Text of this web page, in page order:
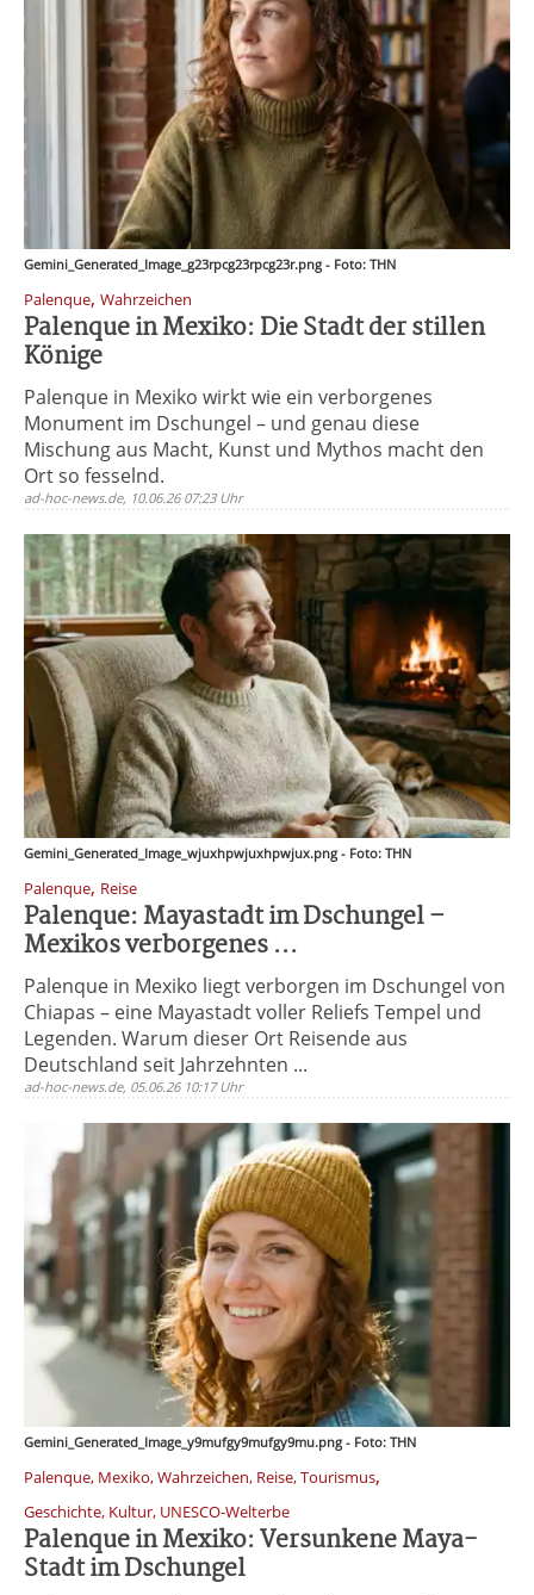
Gemini_Generated_Image_g23rpcg23rpcg23r.png - Foto: THN
Palenque, Wahrzeichen
Palenque in Mexiko: Die Stadt der stillen
Könige
Palenque in Mexiko wirkt wie ein verborgenes
Monument im Dschungel – und genau diese
Mischung aus Macht, Kunst und Mythos macht den
Ort so fesselnd.
ad-hoc-news.de, 10.06.26 07:23 Uhr
Gemini_Generated_Image_wjuxhpwjuxhpwjux.png - Foto: THN
Palenque, Reise
Palenque: Mayastadt im Dschungel –
Mexikos verborgenes ...
Palenque in Mexiko liegt verborgen im Dschungel von
Chiapas – eine Mayastadt voller Reliefs Tempel und
Legenden. Warum dieser Ort Reisende aus
Deutschland seit Jahrzehnten ...
ad-hoc-news.de, 05.06.26 10:17 Uhr
Gemini_Generated_Image_y9mufgy9mufgy9mu.png - Foto: THN
Palenque, Mexiko, Wahrzeichen, Reise, Tourismus,
Geschichte, Kultur, UNESCO-Welterbe
Palenque in Mexiko: Versunkene Maya-
Stadt im Dschungel